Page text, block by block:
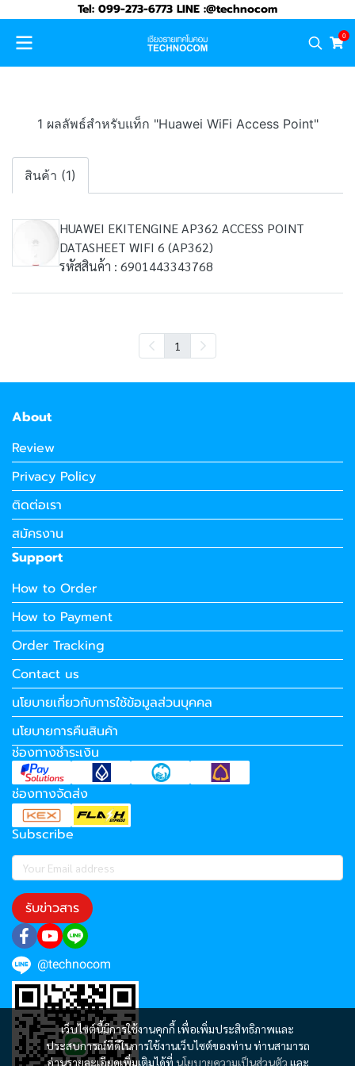
Tel: 099-273-6773 LINE :@technocom
0
1 ผลลัพธ์สำหรับแท็ก "Huawei WiFi Access Point"
สินค้า (1)
HUAWEI EKITENGINE AP362 ACCESS POINT
DATASHEET WIFI 6 (AP362)
รหัสสินค้า : 6901443343768
1
เว็บไซต์นี้มีการใช้งานคุกกี้ เพื่อเพิ่มประสิทธิภาพและ
ประสบการณ์ที่ดีในการใช้งานเว็บไซต์ของท่าน ท่านสามารถ
อ่านรายละเอียดเพิ่มเติมได้ที่ นโยบายความเป็นส่วนตัว และ
About
Review
Privacy Policy
ติดต่อเรา
สมัครงาน
Support
How to Order
How to Payment
Order Tracking
Contact us
นโยบายเกี่ยวกับการใช้ข้อมูลส่วนบุคคล
นโยบายการคืนสินค้า
ช่องทางชำระเงิน
ช่องทางจัดส่ง
Subscribe
รับข่าวสาร
@technocom